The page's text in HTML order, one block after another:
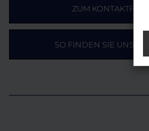
ZUM
SO FINDEN SIE UNSER